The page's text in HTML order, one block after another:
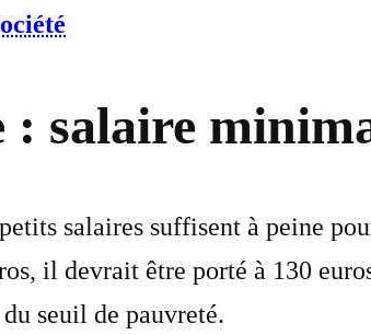
: salaire
salaires suffisent à peine
il devrait être porté à 130
seuil de pauvreté.